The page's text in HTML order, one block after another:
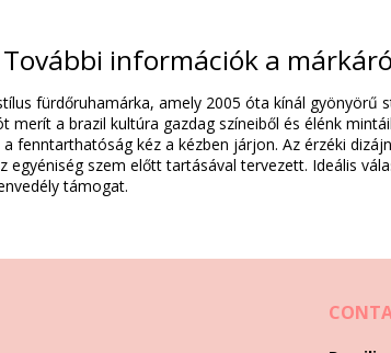
Kompozíció
Spandex (LYCRA) - OEKO-TEX - Chlorine Resistant
(LYCRA) - OEKO-TEX - Chlorine Resistant
L (7899810292391), XL (7899810292407), XXL
További információk a
fürdőruhamárka, amely 2005 óta kínál
merít a brazil kultúra gazdag színeiből és élénk
fenntarthatóság kéz a kézben járjon. Az érzéki
egyéniség szem előtt tartásával tervezett. Ideális
támogat.